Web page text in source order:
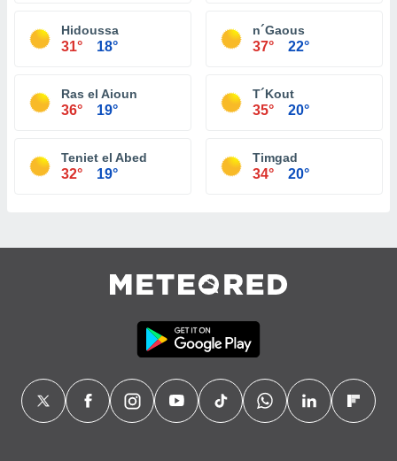
Hidoussa
31° 18°
n´Gaous
37° 22°
Ras el Aioun
36° 19°
T´Kout
35° 20°
Teniet el Abed
32° 19°
Timgad
34° 20°